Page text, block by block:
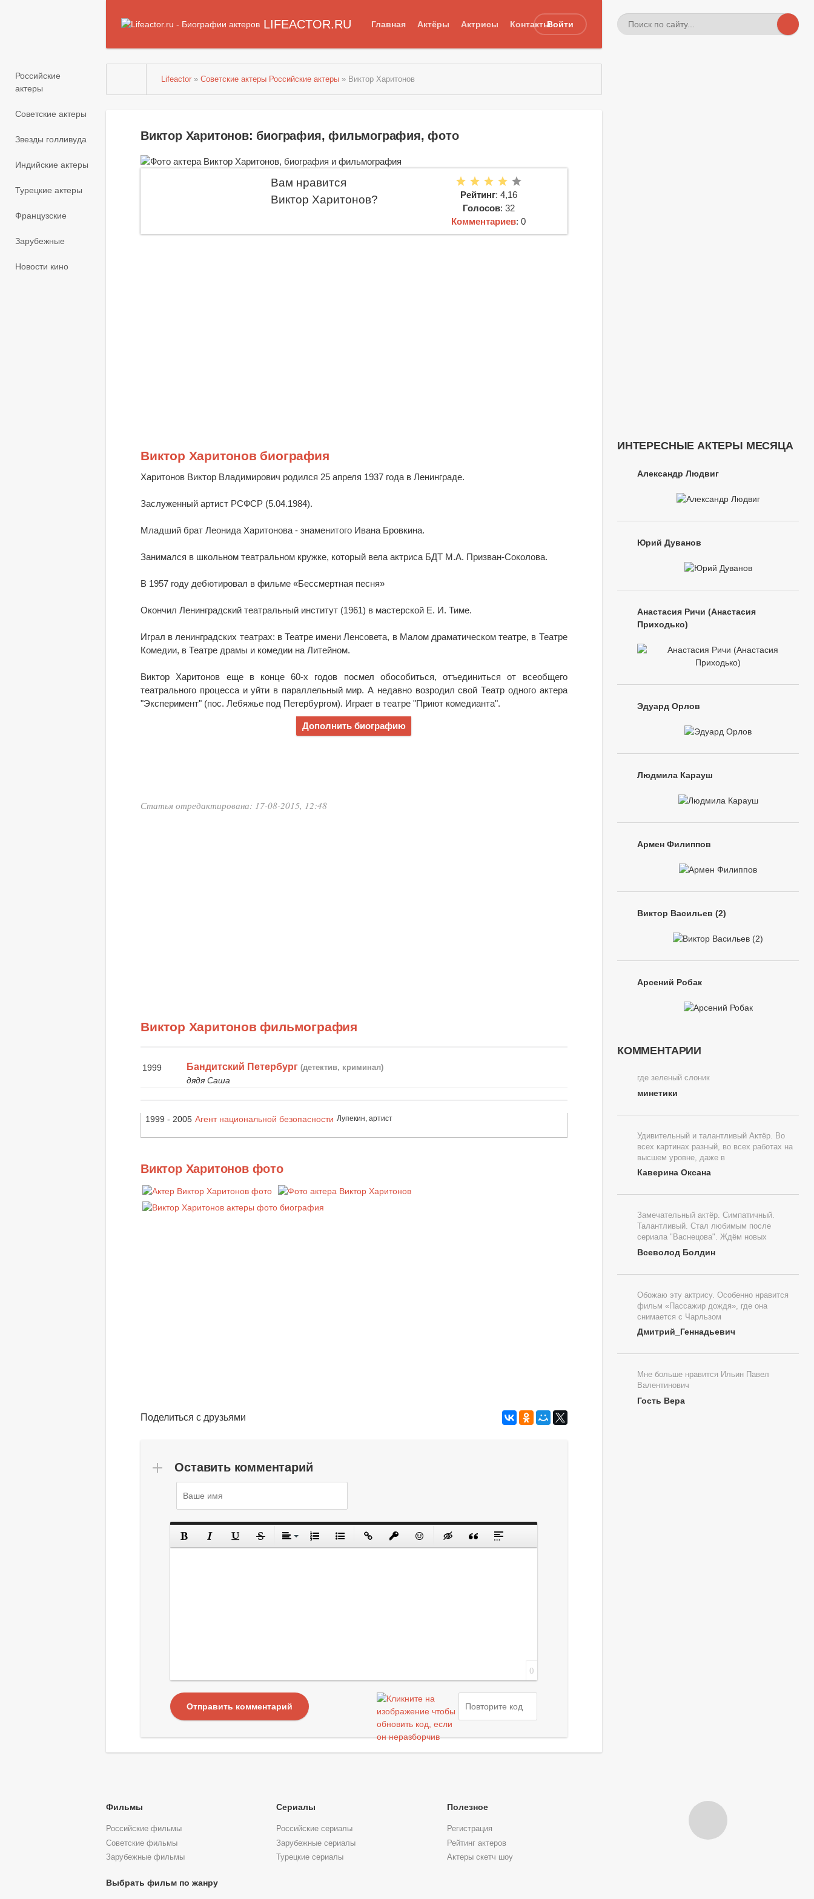
LIFEACTOR.RU Главная Актёры Актрисы КонтактыВойти
Российские
актеры
Советские актеры
Звезды голливуда
Индийские актеры
Турецкие актеры
Французские
Зарубежные
Новости кино
Lifeactor »Советские актеры Российские актеры » Виктор Харитонов
Виктор Харитонов: биография, фильмография, фото
Вам нравится
Виктор Харитонов?
Рейтинг: 4,16
Голосов: 32
Комментариев: 0
Виктор Харитонов биография
Харитонов Виктор Владимирович родился 25 апреля 1937 года в Ленинграде.
Заслуженный артист РСФСР (5.04.1984).
Младший брат Леонида Харитонова - знаменитого Ивана Бровкина.
Занимался в школьном театральном кружке, который вела актриса БДТ М.А. Призван-Соколова.
В 1957 году дебютировал в фильме «Бессмертная песня»
Окончил Ленинградский театральный институт (1961) в мастерской Е. И. Тиме.
Играл в ленинградских театрах: в Театре имени Ленсовета, в Малом драматическом театре, в Театре
Комедии, в Театре драмы и комедии на Литейном.
Виктор Харитонов еще в конце 60-х годов посмел обособиться, отъединиться от всеобщего
театрального процесса и уйти в параллельный мир. А недавно возродил свой Театр одного актера
"Эксперимент" (пос. Лебяжье под Петербургом). Играет в театре "Приют комедианта".
Дополнить биографию
Статья отредактирована: 17-08-2015, 12:48
Виктор Харитонов фильмография
1999 Бандитский Петербург (детектив, криминал)
дядя Саша
1999 - 2005 Агент национальной безопасности Лупекин, артист
Виктор Харитонов фото
Поделиться с друзьями
Оставить комментарий
0
Отправить комментарий
ИНТЕРЕСНЫЕ АКТЕРЫ МЕСЯЦА
Александр Людвиг
Юрий Дуванов
Анастасия Ричи (Анастасия
Приходько)
Эдуард Орлов
Людмила Карауш
Армен Филиппов
Виктор Васильев (2)
Арсений Робак
КОММЕНТАРИИ
где зеленый слоник
минетики
Удивительный и талантливый Актёр. Во
всех картинах разный, во всех работах на
высшем уровне, даже в
Каверина Оксана
Замечательный актёр. Симпатичный.
Талантливый. Стал любимым после
сериала "Васнецова". Ждём новых
Всеволод Болдин
Обожаю эту актрису. Особенно нравится
фильм «Пассажир дождя», где она
снимается с Чарльзом
Дмитрий_Геннадьевич
Мне больше нравится Ильин Павел
Валентинович
Гость Вера
Фильмы
Российские фильмы
Советские фильмы
Зарубежные фильмы
Сериалы
Российские сериалы
Зарубежные сериалы
Турецкие сериалы
Полезное
Регистрация
Рейтинг актеров
Актеры скетч шоу
Выбрать фильм по жанру